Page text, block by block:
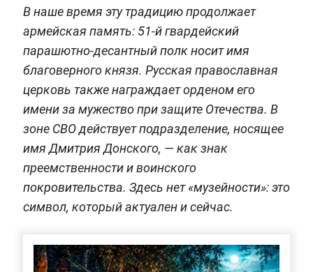
В наше время эту традицию продолжает
армейская память: 51-й гвардейский
парашютно-десантный полк носит имя
благоверного князя. Русская православная
церковь также награждает орденом его
имени за мужество при защите Отечества. В
зоне СВО действует подразделение, носящее
имя Дмитрия Донского, — как знак
преемственности и воинского
покровительства. Здесь нет «музейности»: это
символ, который актуален и сейчас.